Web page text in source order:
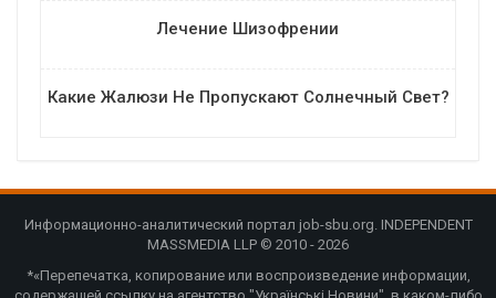
Лечение Шизофрении
Какие Жалюзи Не Пропускают Солнечный Свет?
Информационно-аналитический портал job-sbu.org. INDEPENDENT
MASSMEDIA LLP © 2010 - 2026
*«Перепечатка, копирование или воспроизведение информации,